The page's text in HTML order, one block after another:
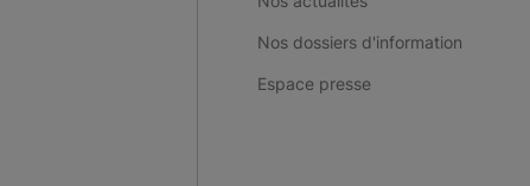
Nos dossiers d'information
Espace presse